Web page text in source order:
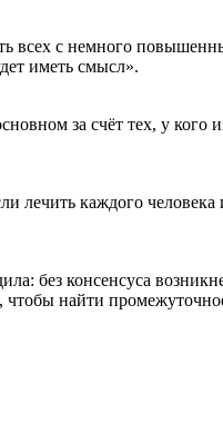
всех с немного
иметь смысл».
за счёт тех, у кого
лечить каждого
без консенсуса
чтобы найти